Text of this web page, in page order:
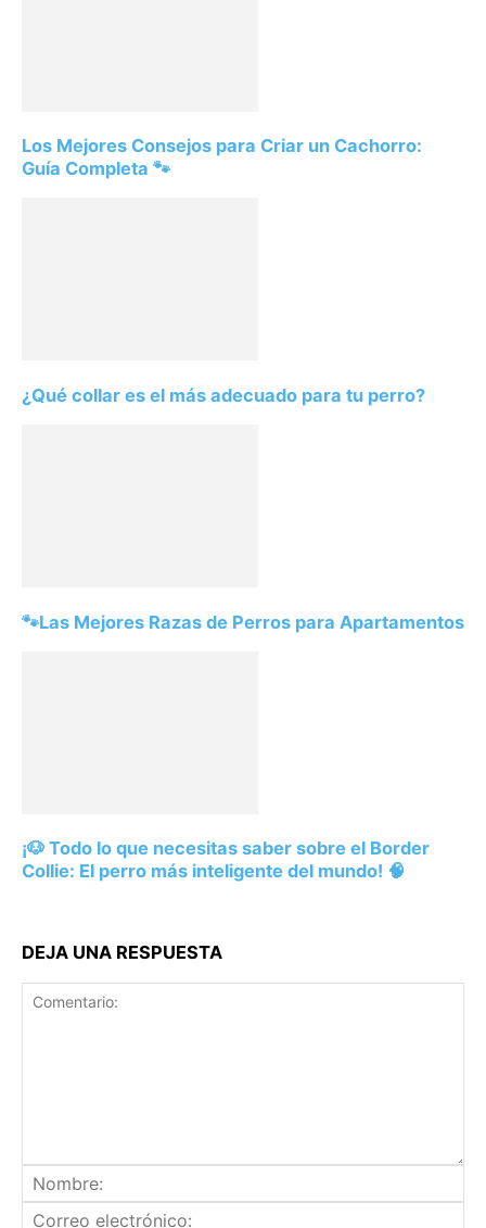
Los Mejores Consejos para Criar un Cachorro:
Guía Completa 🐾
¿Qué collar es el más adecuado para tu perro?
🐾Las Mejores Razas de Perros para Apartamentos
¡🐶 Todo lo que necesitas saber sobre el Border
Collie: El perro más inteligente del mundo! 🧠
DEJA UNA RESPUESTA